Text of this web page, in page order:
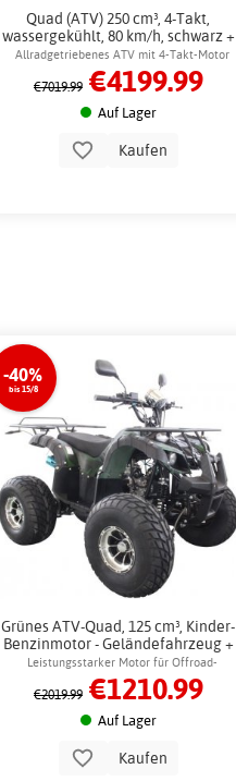
Quad (ATV) 250 cm³, 4-Takt,
wassergekühlt, 80 km/h, schwarz +
Schlosskette
Allradgetriebenes ATV mit 4-Takt-Motor
€7019.99 €4199.99
Auf Lager
Kaufen
-40%
bis 15/8
Grünes ATV-Quad, 125 cm³, Kinder-
Benzinmotor - Geländefahrzeug +
Schlosskette
Leistungsstarker Motor für Offroad-
Abenteuer
€2019.99 €1210.99
Auf Lager
Kaufen